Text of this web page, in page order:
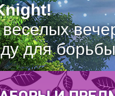
для